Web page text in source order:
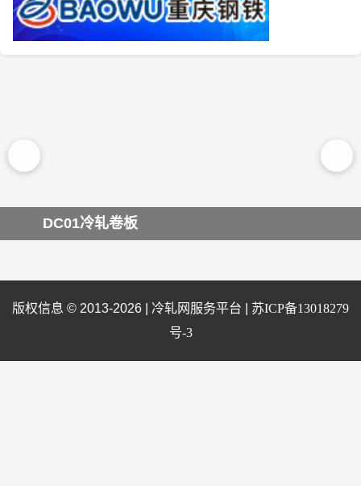
求购 35 140圆钢 150圆钢 3.0 聊城
冷轧卷板
版权信息 © 2013-2026 | 冷轧网服务平台
苏ICP备13018279
号-3